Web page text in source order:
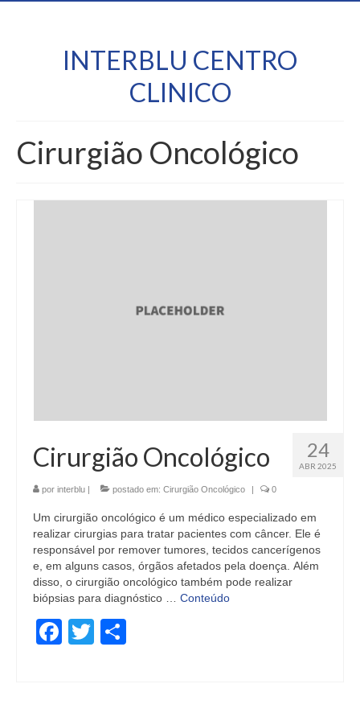
INTERBLU CENTRO
CLINICO
Cirurgião Oncológico
24
ABR 2025
Cirurgião Oncológico
por interblu | postado em: Cirurgião Oncológico | 0
Um cirurgião oncológico é um médico especializado em
realizar cirurgias para tratar pacientes com câncer. Ele é
responsável por remover tumores, tecidos cancerígenos
e, em alguns casos, órgãos afetados pela doença. Além
disso, o cirurgião oncológico também pode realizar
biópsias para diagnóstico … Conteúdo
Facebook
Twitter